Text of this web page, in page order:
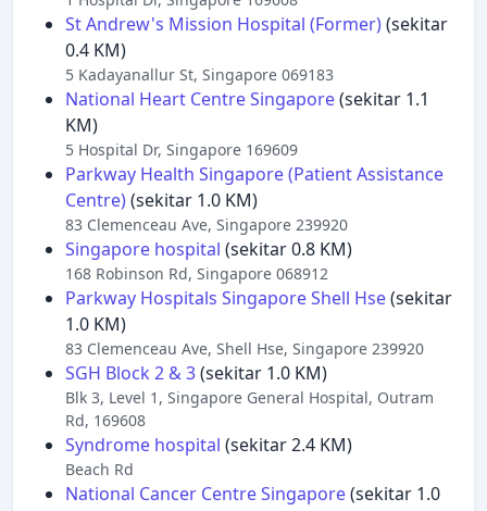
St Andrew's Mission Hospital (Former)(sekitar
0.4 KM)
5 Kadayanallur St, Singapore 069183
National Heart Centre Singapore(sekitar 1.1
KM)
5 Hospital Dr, Singapore 169609
Parkway Health Singapore (Patient Assistance
Centre)(sekitar 1.0 KM)
83 Clemenceau Ave, Singapore 239920
Singapore hospital (sekitar 0.8 KM)
168 Robinson Rd, Singapore 068912
Parkway Hospitals Singapore Shell Hse(sekitar
1.0 KM)
83 Clemenceau Ave, Shell Hse, Singapore 239920
SGH Block 2 & 3(sekitar 1.0 KM)
Blk 3, Level 1, Singapore General Hospital, Outram
Rd, 169608
Syndrome hospital (sekitar 2.4 KM)
Beach Rd
National Cancer Centre Singapore(sekitar 1.0